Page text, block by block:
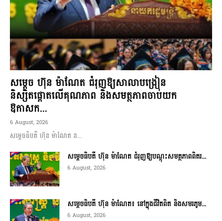
សម្តេច ហ៊ុន ម៉ាណែត ជំរុញឱ្យសាលាបង្រៀន
និស្សិតផ្តោតលើគុណភាព និងសមត្ថភាពចាប់យក
ឱកាសក...
6 August, 2026
សម្តេចធិបតី ហ៊ុន ម៉ាណែត ន...
សម្តេចធិបតី ហ៊ុន ម៉ាណែត ជំរុញឱ្យបណ្តុះសមត្ថភាពពិតរ...
6 August, 2026
សម្តេចធិបតី ហ៊ុន ម៉ាណែត៖ នៅក្នុងជីវិតពិត និងសមរភូម...
6 August, 2026